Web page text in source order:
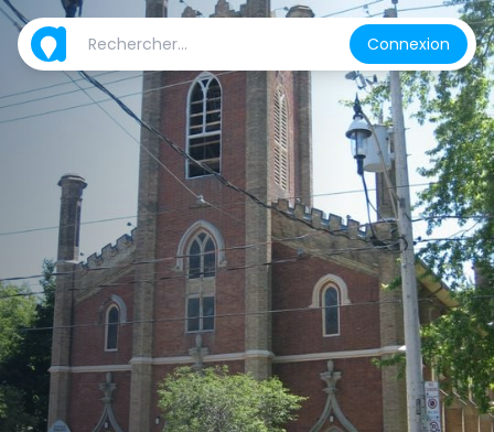
Connexion